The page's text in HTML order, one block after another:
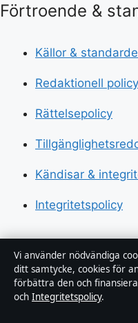
Förtroende &
Källor &
Redaktionell policy
Rättelsepolicy
Kändisar &
Integritetspolicy
Om
Sverigerapport är en
nyhetssajt med fokus
Vi använder nödvändiga
ditt samtycke, cookies för
förbättra den och
och Integritetspolicy.